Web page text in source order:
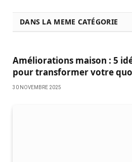
DANS LA MEME CATÉGORIE
Améliorations maison : 5
pour transformer votre
30 NOVEMBRE 2025